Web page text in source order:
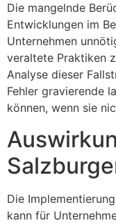
Die mangelnde
Entwicklungen im
Unternehmen
veraltete Praktiken
Analyse dieser
Fehler gravierende
können, wenn sie
Die
kann für